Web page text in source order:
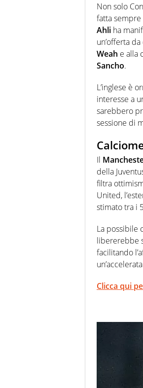
Non solo
fatta
Ahli ha
un’offerta
Weah e alla
Sancho.
L’inglese è
interesse a
sarebbero
sessione di
Il
della
filtra
United,
stimato tra i
La possibile
libererebbe
facilitando
Clicca qui